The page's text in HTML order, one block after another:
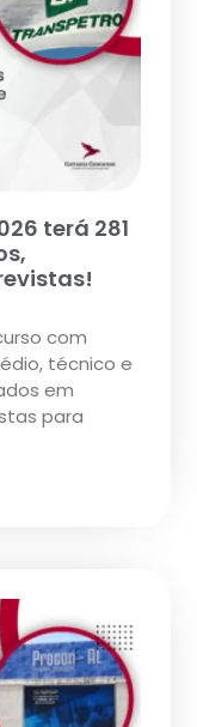
terá 281
com
técnico e
em
para